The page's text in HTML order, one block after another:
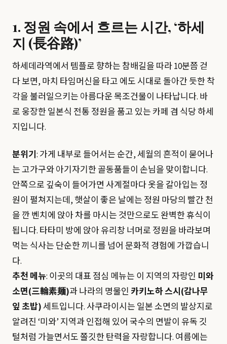
1. 정원 속에서 흐르는 시간, ‘하세
지 (長谷路)’
하세데라역에서 템플로 향하는 참배길을 따라 10분쯤 걷
다 보면, 마치 타임머신을 타고 에도 시대로 돌아간 듯한 착
각을 불러일으키는 아름다운 목조건물이 나타납니다. 바
로 웅장한 일본식 전통 정원을 품고 있는 카페 겸 식당 하세
지입니다.
분위기: 가게 내부로 들어서는 순간, 세월의 흔적이 묻어나
는 고가구와 아기자기한 골동품들이 손님을 맞이합니다.
안쪽으로 깊숙이 들어가면 사계절마다 옷을 갈아입는 정
원이 펼쳐지는데, 햇살이 좋은 날에는 정원 마당의 빨간 천
을 깐 벤치에 앉아 차를 마시는 것만으로도 완벽한 휴식이
됩니다. 타타미 방에 앉아 유리창 너머로 정원을 바라보며
먹는 식사는 단순한 끼니를 넘어 문화적 경험에 가깝습니
다.
추천 메뉴: 이곳의 대표 점심 메뉴는 이 지역의 자랑인 미와
소면(三輪素麺)과 나라의 명물인 카키노하 스시(감나무
잎 초밥)세트입니다. 사쿠라이시는 일본 소면의 발상지로
알려진 ‘미와’ 지역과 인접해 있어 국수의 면발이 유독 깃
털처럼 가늘면서도 쫄깃한 탄력을 자랑합니다. 여름에는